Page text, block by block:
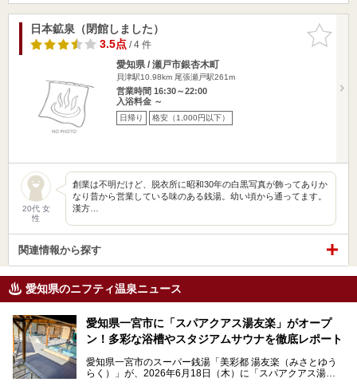
お気に入
りに追加
日本鉱泉（閉館しました）
3.5点/ 4 件
愛知県 / 瀬戸市銀杏木町
貝津駅10.98km 尾張瀬戸駅261m
営業時間 16:30～22:00
入浴料金 ～
日帰り 格安（1,000円以下）
20代 女
性
創業は不明だけど、脱衣所に昭和30年の白黒写真が飾ってありか
なり昔から営業している味のある銭湯。幼い頃から通ってます。
漢方…
関連情報から探す
愛知県のニフティ温泉ニュース
愛知県一宮市に「スパアクアス湯友楽」がオープ
ン！多彩な浴槽やスタジアムサウナを徹底レポート
愛知県一宮市のスーパー銭湯「美彩都 湯友楽（みさとゆう
らく）」が、2026年6月18日（木）に「スパアクアス湯友